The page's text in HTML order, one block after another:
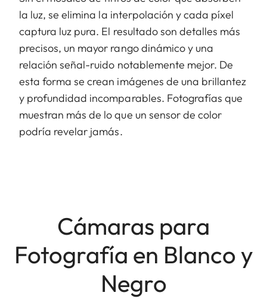
la luz, se elimina la interpolación y cada píxel
captura luz pura. El resultado son detalles más
precisos, un mayor rango dinámico y una
relación señal-ruido notablemente mejor. De
esta forma se crean imágenes de una brillantez
y profundidad incomparables. Fotografías que
muestran más de lo que un sensor de color
podría revelar jamás.
Cámaras para
Fotografía en Blanco y
Negro